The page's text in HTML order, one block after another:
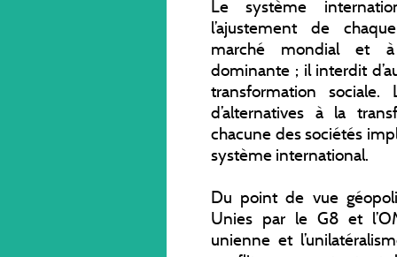
Le système
l’ajustement de
marché mondial et
dominante ; il interdit
transformation sociale.
d’alternatives à la
chacune des sociétés
système international.
Du point de vue
Unies par le G8 et
unienne et